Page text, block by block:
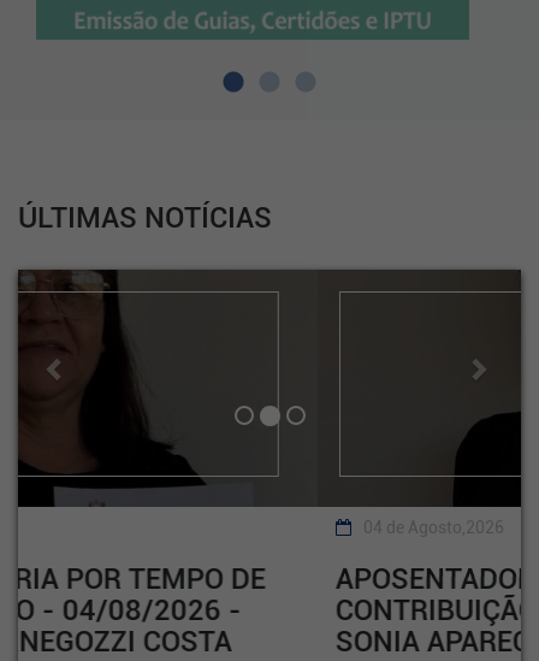
ÚLTIMAS NOTÍCIAS
APOSENTADORIA POR TEMPO DE
CONTRIBUIÇÃO - 04/08/2026 -
SONIA APARECIDA RODRIGUES
Previous Next